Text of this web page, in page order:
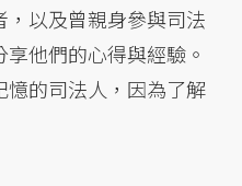
，以及曾親身參與司法
享他們的心得與經驗。
的司法人，因為了解